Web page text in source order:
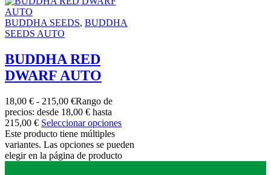
BUDDHA SEEDS, BUDDHA
SEEDS AUTO
BUDDHA RED
DWARF AUTO
18,00 € - 215,00 €Rango de
precios: desde 18,00 € hasta
215,00 € Seleccionar opciones
Este producto tiene múltiples
variantes. Las opciones se pueden
elegir en la página de producto